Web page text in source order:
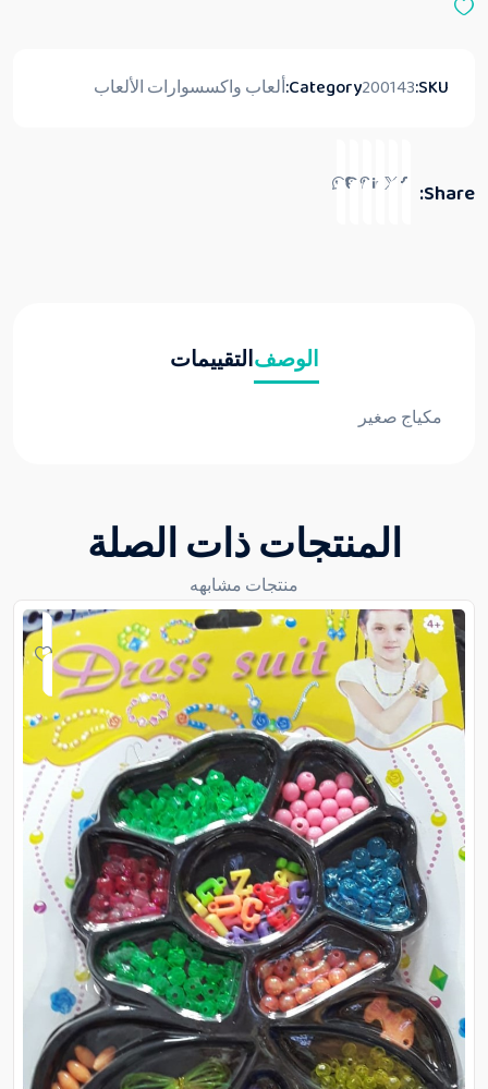
ن
SKU:
200143
Category:ألعاب واكسسوارات الألعاب
Share:
الوصفالتقييمات
مكياج صغير
المنتجات ذات الصلة
منتجات مشابهه